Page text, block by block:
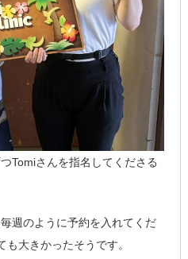
Tomiさんを指名してくださる
週のように予約を入れてくだ
大きかったそうです。